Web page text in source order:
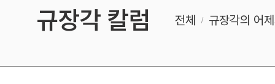
규장각 소개영상
고대
고려
조선 후기
규장각 칼럼 전체 규장각의 어